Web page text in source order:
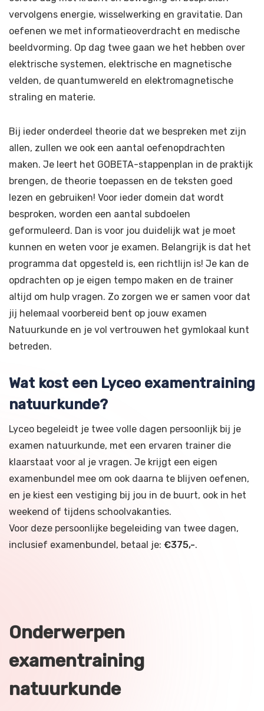
vervolgens energie, wisselwerking en gravitatie. Dan
oefenen we met informatieoverdracht en medische
beeldvorming. Op dag twee gaan we het hebben over
elektrische systemen, elektrische en magnetische
velden, de quantumwereld en elektromagnetische
straling en materie.
Bij ieder onderdeel theorie dat we bespreken met zijn
allen, zullen we ook een aantal oefenopdrachten
maken. Je leert het GOBETA-stappenplan in de praktijk
brengen, de theorie toepassen en de teksten goed
lezen en gebruiken! Voor ieder domein dat wordt
besproken, worden een aantal subdoelen
geformuleerd. Dan is voor jou duidelijk wat je moet
kunnen en weten voor je examen. Belangrijk is dat het
programma dat opgesteld is, een richtlijn is! Je kan de
opdrachten op je eigen tempo maken en de trainer
altijd om hulp vragen. Zo zorgen we er samen voor dat
jij helemaal voorbereid bent op jouw examen
Natuurkunde en je vol vertrouwen het gymlokaal kunt
betreden.
Wat kost een Lyceo examentraining
natuurkunde?
Lyceo begeleidt je twee volle dagen persoonlijk bij je
examen natuurkunde, met een ervaren trainer die
klaarstaat voor al je vragen. Je krijgt een eigen
examenbundel mee om ook daarna te blijven oefenen,
en je kiest een vestiging bij jou in de buurt, ook in het
weekend of tijdens schoolvakanties.
Voor deze persoonlijke begeleiding van twee dagen,
inclusief examenbundel, betaal je: €375,-.
Onderwerpen
examentraining
natuurkunde